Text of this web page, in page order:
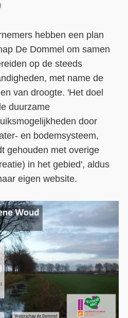
hebben een plan
De Dommel om samen
op de steeds
met name de
van droogte. 'Het doel
duurzame
door
en bodemsysteem,
gehouden met overige
in het gebied', aldus
eigen website.
Over ons
LIFE-IP Klimaatadaptatie
Weerbaar Dommelland